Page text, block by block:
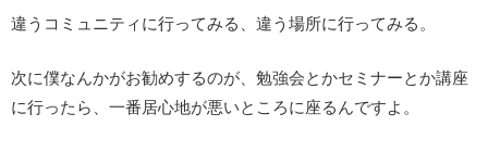
違うコミュニティに行ってみる、違う場所に行ってみる。
次に僕なんかがお勧めするのが、勉強会とかセミナーとか講座
に行ったら、一番居心地が悪いところに座るんですよ。